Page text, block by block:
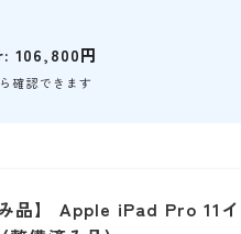
106,800円
確認できます
み品】 Apple iPad Pro 11